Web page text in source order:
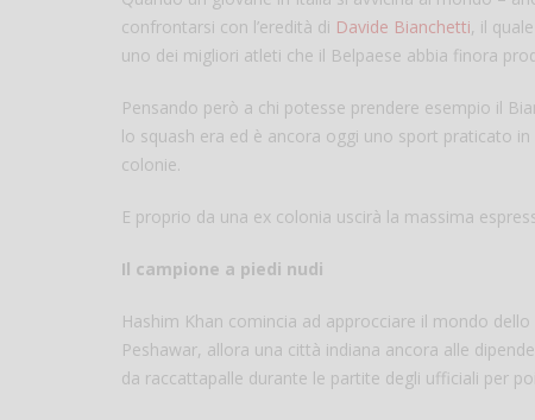
confrontarsi con l’eredità di Davide Bianchetti, il
uno dei migliori atleti che il Belpaese abbia finora
Pensando però a chi potesse prendere esempio il
lo squash era ed è ancora oggi uno sport praticato
colonie.
E proprio da una ex colonia uscirà la massima
Il campione a piedi nudi
Hashim Khan comincia ad approcciare il mondo
Peshawar, allora una città indiana ancora alle
da raccattapalle durante le partite degli ufficiali per